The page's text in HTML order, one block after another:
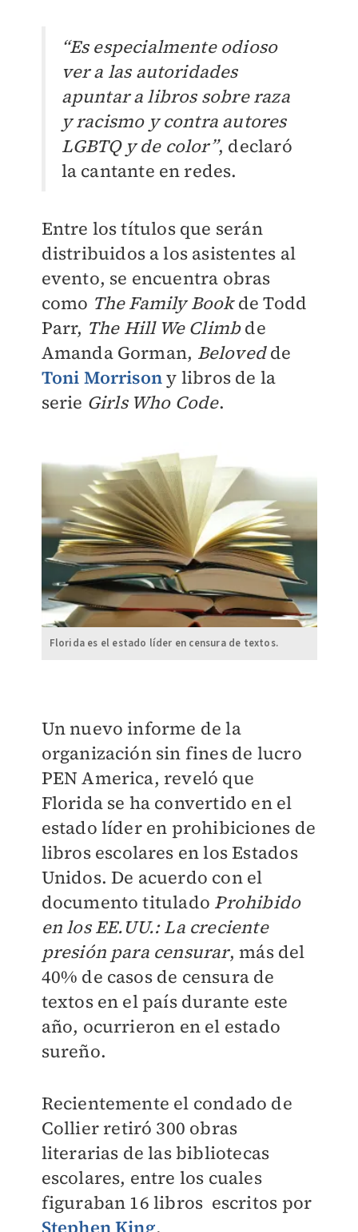
“Es especialmente odioso
ver a las autoridades
apuntar a libros sobre raza
y racismo y contra autores
LGBTQ y de color”, declaró
la cantante en redes.
Entre los títulos que serán
distribuidos a los asistentes al
evento, se encuentra obras
como The Family Bookde Todd
Parr, The Hill We Climbde
Amanda Gorman, Belovedde
Toni Morrisony libros de la
serie Girls Who Code.
Florida es el estado líder en censura de textos.
Un nuevo informe de la
organización sin fines de lucro
PEN America, reveló que
Florida se ha convertido en el
estado líder en prohibiciones de
libros escolares en los Estados
Unidos. De acuerdo con el
documento titulado Prohibido
en los EE.UU.: La creciente
presión para censurar, más del
40% de casos de censura de
textos en el país durante este
año, ocurrieron en el estado
sureño.
Recientemente el condado de
Collier retiró 300 obras
literarias de las bibliotecas
escolares, entre los cuales
figuraban 16 libros escritos por